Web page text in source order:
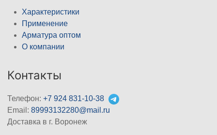
Характеристики
Применение
Арматура оптом
О компании
Контакты
Телефон: +7 924 831-10-38
Email: 89993132280@mail.ru
Доставка в г. Воронеж